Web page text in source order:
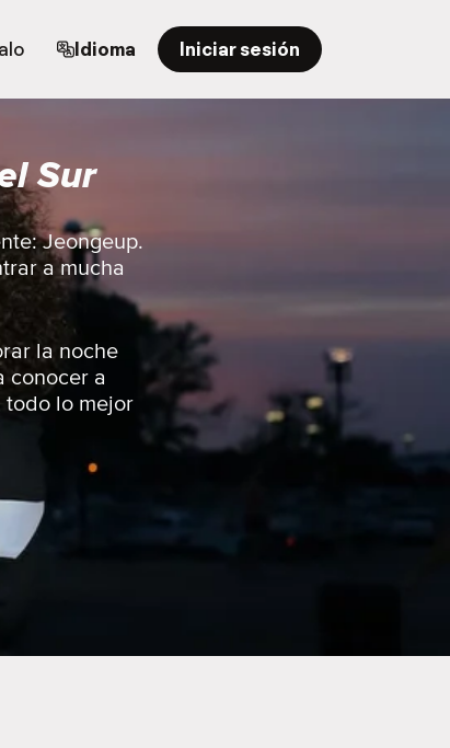
Idioma Iniciar sesión
Sur
Jeongeup.
a mucha
la noche
conocer a
todo lo mejor